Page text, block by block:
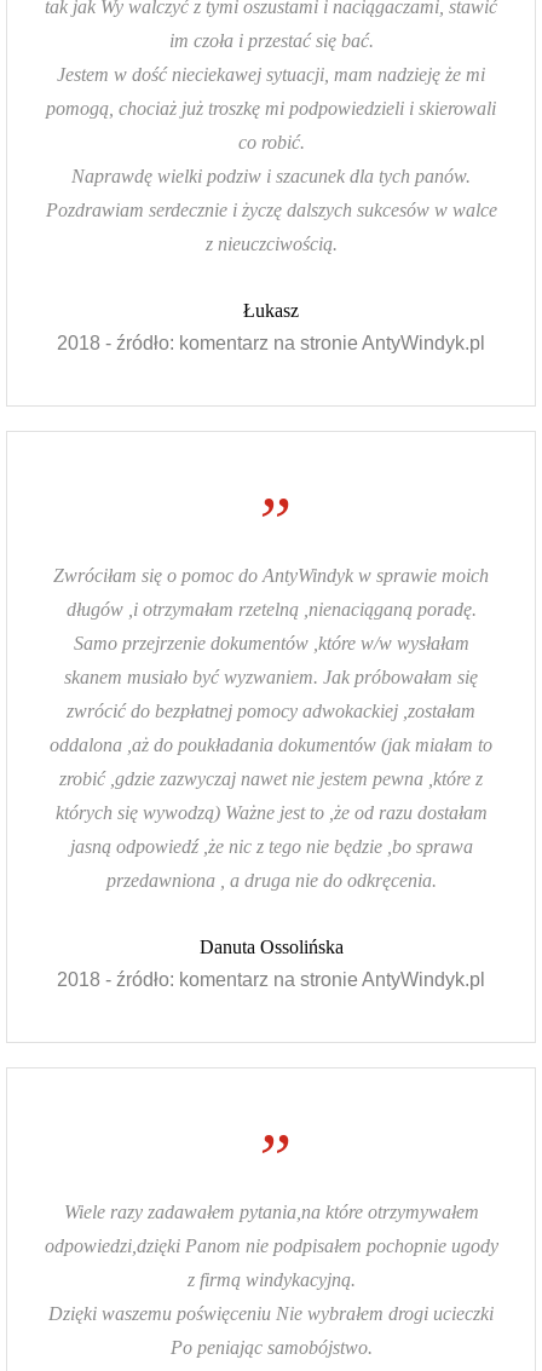
tak jak Wy walczyć z tymi oszustami i naciągaczami, stawić
im czoła i przestać się bać.
Jestem w dość nieciekawej sytuacji, mam nadzieję że mi
pomogą, chociaż już troszkę mi podpowiedzieli i skierowali
co robić.
Naprawdę wielki podziw i szacunek dla tych panów.
Pozdrawiam serdecznie i życzę dalszych sukcesów w walce
z nieuczciwością.
Łukasz
2018 - źródło: komentarz na stronie AntyWindyk.pl
”
Zwróciłam się o pomoc do AntyWindyk w sprawie moich
długów ,i otrzymałam rzetelną ,nienaciąganą poradę.
Samo przejrzenie dokumentów ,które w/w wysłałam
skanem musiało być wyzwaniem. Jak próbowałam się
zwrócić do bezpłatnej pomocy adwokackiej ,zostałam
oddalona ,aż do poukładania dokumentów (jak miałam to
zrobić ,gdzie zazwyczaj nawet nie jestem pewna ,które z
których się wywodzą) Ważne jest to ,że od razu dostałam
jasną odpowiedź ,że nic z tego nie będzie ,bo sprawa
przedawniona , a druga nie do odkręcenia.
Danuta Ossolińska
2018 - źródło: komentarz na stronie AntyWindyk.pl
”
Wiele razy zadawałem pytania,na które otrzymywałem
odpowiedzi,dzięki Panom nie podpisałem pochopnie ugody
z firmą windykacyjną.
Dzięki waszemu poświęceniu Nie wybrałem drogi ucieczki
Po peniając samobójstwo.